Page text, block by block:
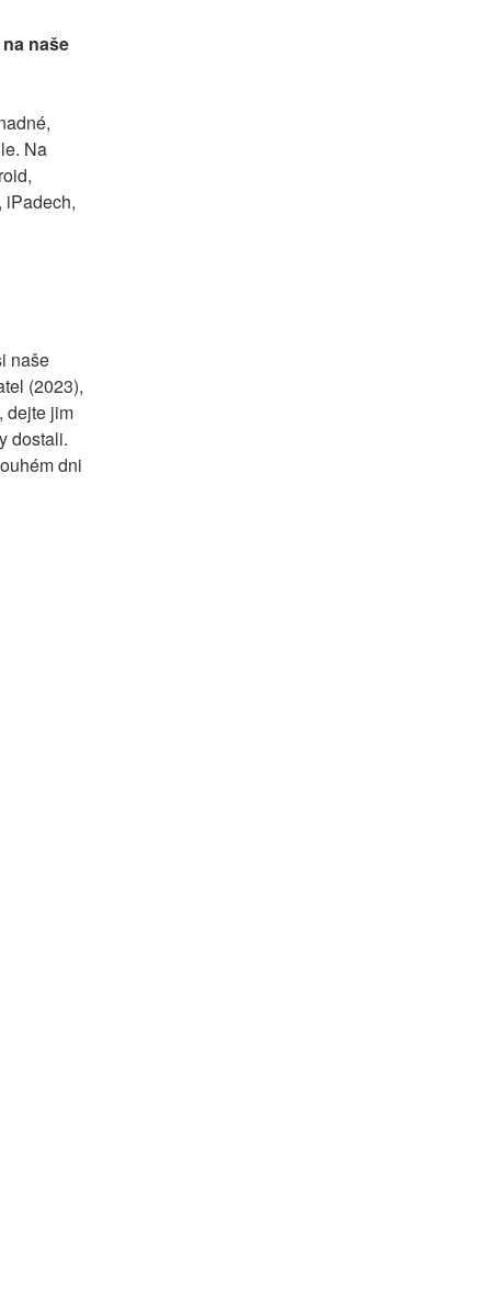
naše
Na
iPadech,
naše
(2023),
dejte jim
dostali.
dni